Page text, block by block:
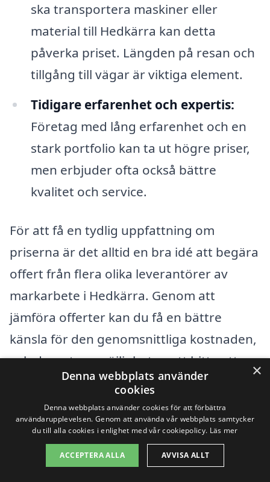
ska transportera maskiner eller
material till Hedkärra kan detta
påverka priset. Längden på resan och
tillgång till vägar är viktiga element.
Tidigare erfarenhet och expertis:
Företag med lång erfarenhet och en
stark portfolio kan ta ut högre priser,
men erbjuder ofta också bättre
kvalitet och service.
För att få en tydlig uppfattning om
priserna är det alltid en bra idé att begära
offert från flera olika leverantörer av
markarbete i Hedkärra. Genom att
jämföra offerter kan du få en bättre
känsla för den genomsnittliga kostnaden,
och dessutom möjligheten att hitta ett
erbjudande som passar din budget.
Använd plattformen markarbete-pris.se
för att enkelt samla in olika förslag och
hitta det företag som bäst uppfyller dina
behov. Med rätt information och
×
Denna webbplats använder
cookies
Denna webbplats använder cookies för att förbättra
användarupplevelsen. Genom att använda vår webbplats samtycker
du till alla cookies i enlighet med vår cookiepolicy. Läs mer
ACCEPTERA ALLA AVVISA ALLT